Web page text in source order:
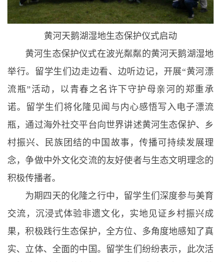
黄河天鹅湖湿地生态保护仪式启动
黄河生态保护仪式在波光粼粼的黄河天鹅湖湿地
举行。留学生们边走边看、边听边记，开展“黄河漂
流瓶”活动，以青春之名许下守护母亲河的郑重承
诺。留学生们将化隆见闻与内心感悟写入电子漂流
瓶，通过海外社交平台向世界讲述黄河生态保护、乡
村振兴、民族团结的中国故事，传播可持续发展理
念，争做中外文化交流的友好使者与生态文明理念的
积极传播者。
为期四天的化隆之行中，留学生们深度参与美育
交流，沉浸式体验非遗文化，实地见证乡村振兴成
果，积极践行生态保护，全方位、多角度地感知了真
实、立体、全面的中国。留学生们纷纷表示，此次活